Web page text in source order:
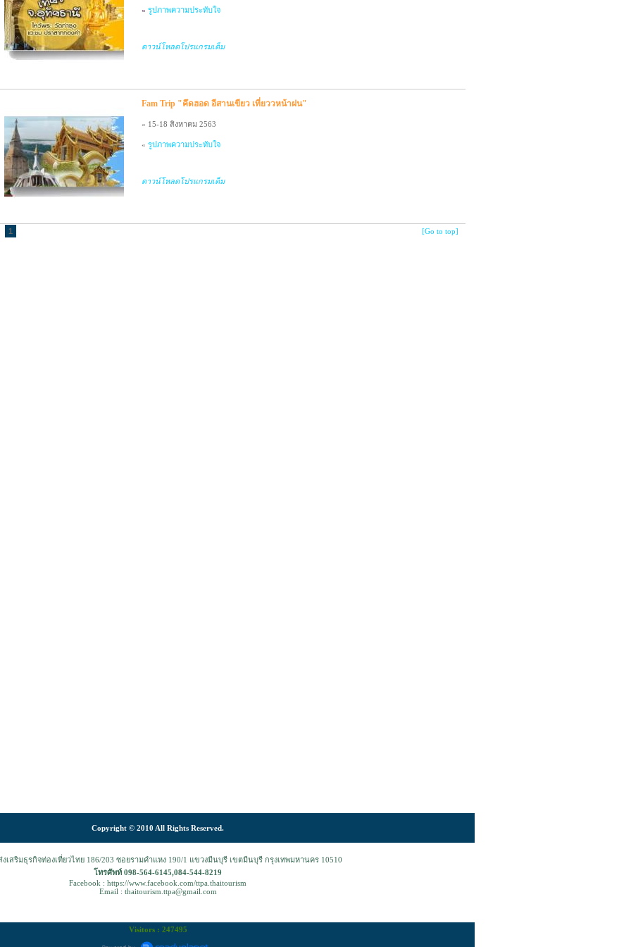
« รูปภาพความประทับใจ
ดาวน์โหลดโปรแกรมเต็ม
Fam Trip "คึดฮอด อีสานเขียว เที่ยววหน้าฝน"
« 15-18 สิงหาคม 2563
« รูปภาพความประทับใจ
ดาวน์โหลดโปรแกรมเต็ม
1 [Go to top]
Copyright © 2010 All Rights Reserved.
เสริมธุรกิจท่องเที่ยวไทย 186/203 ซอยรามคำแหง 190/1 แขวงมีนบุรี เขตมีนบุรี กรุงเทพมหานคร 10510
โทรศัพท์ 098-564-6145,084-544-8219
Facebook : https://www.facebook.com/ttpa.thaitourism
Email : thaitourism.ttpa@gmail.com
Visitors : 247495